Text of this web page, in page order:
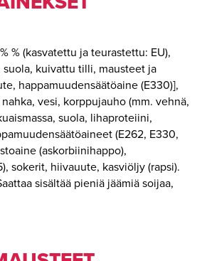
% (kasvatettu ja teurastettu: EU),
suola, kuivattu tilli, mausteet ja
happamuudensäätöaine (E330)],
vesi, korppujauho (mm. vehnä,
suola, lihaproteiini,
(E262, E330,
(askorbiinihappo),
sokerit, hiivauute, kasviöljy (rapsi).
sisältää pieniä jäämiä soijaa,